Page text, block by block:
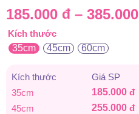
185.000 đ – 385.000
Kích thước
35cm
45cm 60cm
Kích thước Giá SP
35cm
185.000 đ
45cm
255.000 đ